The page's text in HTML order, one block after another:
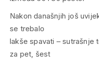
Nakon današnjih još
se trebalo
lakše spavati – sutrašnje
za pet, šest